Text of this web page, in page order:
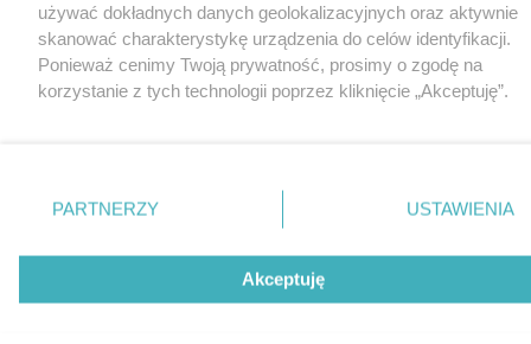
używać dokładnych danych geolokalizacyjnych oraz aktywnie
skanować charakterystykę urządzenia do celów identyfikacji.
Ponieważ cenimy Twoją prywatność, prosimy o zgodę na
korzystanie z tych technologii poprzez kliknięcie „Akceptuję”.
nie wymagają zgody użytkownika, ale masz prawo sprzeciwić
się takiemu przetwarzaniu. Preferencje będą miały
Zapoznaj się z poniższymi informacjami, abyś mógł świadomie
PARTNERZY USTAWIENIA
Akceptuję